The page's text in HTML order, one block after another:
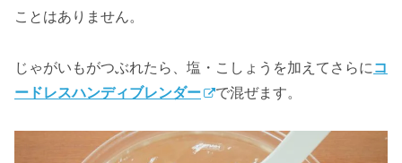
ことはありません。
じゃがいもがつぶれたら、塩・こしょうを加えてさらに コ
ードレスハンディブレンダー
で混ぜます。